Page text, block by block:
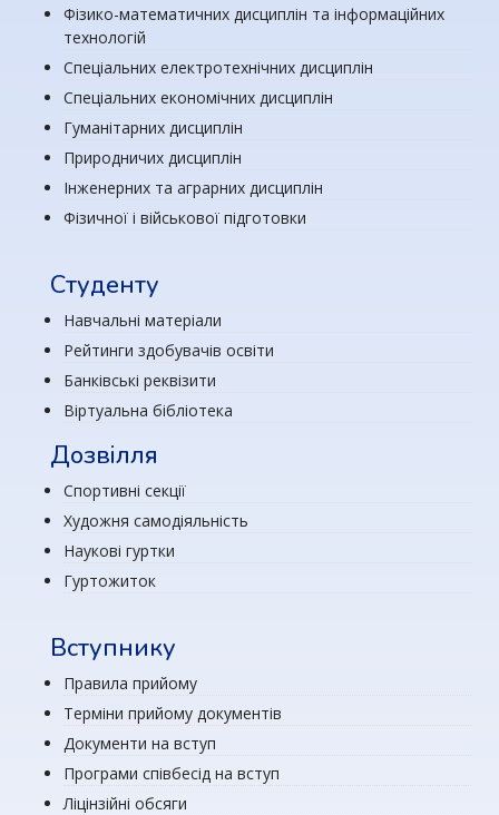
Фізико-математичних дисциплін та інформаційних
технологій
Спеціальних електротехнічних дисциплін
Спеціальних економічних дисциплін
Гуманітарних дисциплін
Природничих дисциплін
Інженерних та аграрних дисциплін
Фізичної і військової підготовки
Студенту
Навчальні матеріали
Рейтинги здобувачів освіти
Банківські реквізити
Віртуальна бібліотека
Дозвілля
Спортивні секції
Художня самодіяльність
Наукові гуртки
Гуртожиток
Вступнику
Правила прийому
Терміни прийому документів
Документи на вступ
Програми співбесід на вступ
Ліцінзійні обсяги